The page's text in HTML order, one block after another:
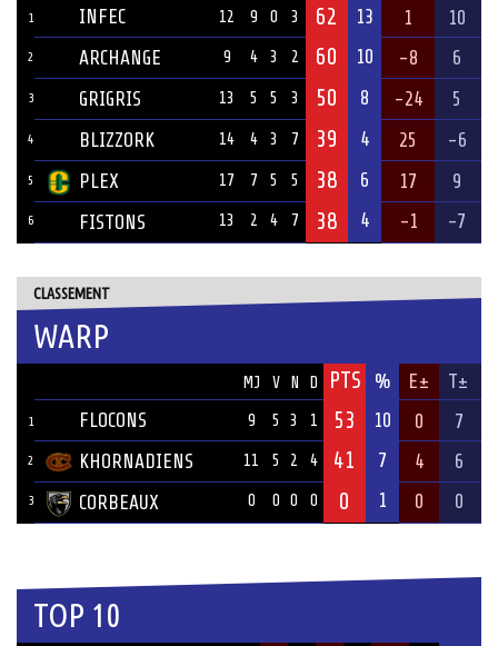
1 INFEC 12 9 0 3 62 13 1 10
2 ARCHANGE 9 4 3 2 60 10 -8 6
3 GRIGRIS 13 5 5 3 50 8 -24 5
4 BLIZZORK 14 4 3 7 39 4 25 -6
5 PLEX 17 7 5 5 38 6 17 9
6 FISTONS 13 2 4 7 38 4 -1 -7
CLASSEMENT
WARP
MJ V N D PTS % E± T±
1 FLOCONS 9 5 3 1 53 10 0 7
2 KHORNADIENS 11 5 2 4 41 7 4 6
3 CORBEAUX 0 0 0 0 0 1 0 0
TOP 10